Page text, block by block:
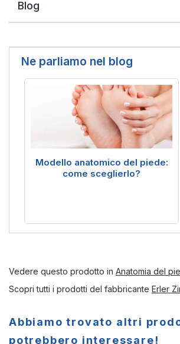
Blog
Ne parliamo nel blog
Modello anatomico del piede:
come sceglierlo?
Vedere questo prodotto in Anatomia del
Scopri tutti i prodotti del fabbricante Erler
Abbiamo trovato altri
potrebbero interessare!